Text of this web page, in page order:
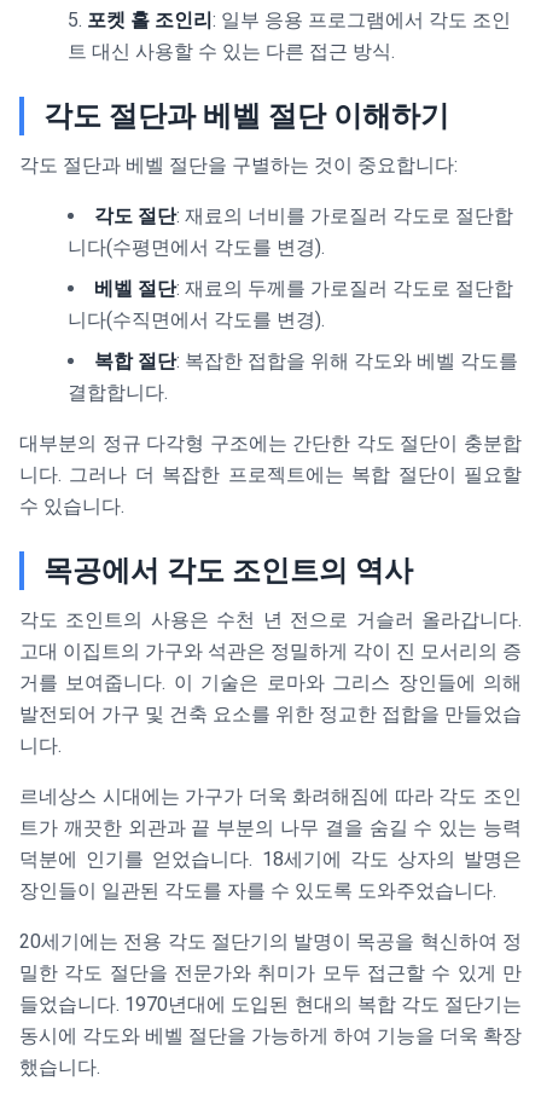
포켓 홀 조인리: 일부 응용 프로그램에서 각도 조인
트 대신 사용할 수 있는 다른 접근 방식.
각도 절단과 베벨 절단 이해하기
각도 절단과 베벨 절단을 구별하는 것이 중요합니다:
각도 절단: 재료의 너비를 가로질러 각도로 절단합
니다(수평면에서 각도를 변경).
베벨 절단: 재료의 두께를 가로질러 각도로 절단합
니다(수직면에서 각도를 변경).
복합 절단: 복잡한 접합을 위해 각도와 베벨 각도를
결합합니다.
대부분의 정규 다각형 구조에는 간단한 각도 절단이 충분합
니다. 그러나 더 복잡한 프로젝트에는 복합 절단이 필요할
수 있습니다.
목공에서 각도 조인트의 역사
각도 조인트의 사용은 수천 년 전으로 거슬러 올라갑니다.
고대 이집트의 가구와 석관은 정밀하게 각이 진 모서리의 증
거를 보여줍니다. 이 기술은 로마와 그리스 장인들에 의해
발전되어 가구 및 건축 요소를 위한 정교한 접합을 만들었습
니다.
르네상스 시대에는 가구가 더욱 화려해짐에 따라 각도 조인
트가 깨끗한 외관과 끝 부분의 나무 결을 숨길 수 있는 능력
덕분에 인기를 얻었습니다. 18세기에 각도 상자의 발명은
장인들이 일관된 각도를 자를 수 있도록 도와주었습니다.
20세기에는 전용 각도 절단기의 발명이 목공을 혁신하여 정
밀한 각도 절단을 전문가와 취미가 모두 접근할 수 있게 만
들었습니다. 1970년대에 도입된 현대의 복합 각도 절단기는
동시에 각도와 베벨 절단을 가능하게 하여 기능을 더욱 확장
했습니다.